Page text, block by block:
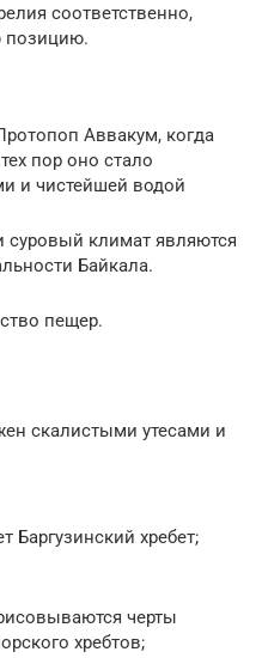
соответственно,
позицию.
Аввакум, когда
пор оно стало
и чистейшей водой
суровый климат являются
Байкала.
пещер.
скалистыми утесами и
Баргузинский хребет;
черты
хребтов;